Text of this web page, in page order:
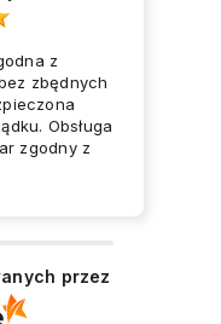
z
zbędnych
Obsługa
zgodny z
przez